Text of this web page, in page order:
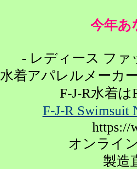
今年あ
- レディース フ
水着アパレルメーカ
F-J-R水着は
F-J-R Swimsuit
https://
オンライ
製造